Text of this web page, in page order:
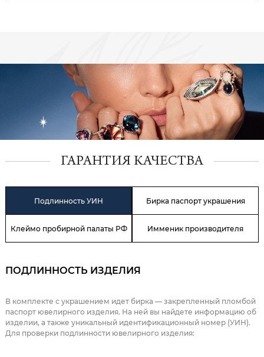
ГАРАНТИЯ КАЧЕСТВА
Подлинность УИН Бирка паспорт украшения
Клеймо пробирной палаты РФ Имменик производителя
ПОДЛИННОСТЬ ИЗДЕЛИЯ
В комплекте с украшением идет бирка — закрепленный пломбой
паспорт ювелирного изделия. На ней вы найдете информацию об
изделии, а также уникальный идентификационный номер (УИН).
Для проверки подлинности ювелирного изделия: